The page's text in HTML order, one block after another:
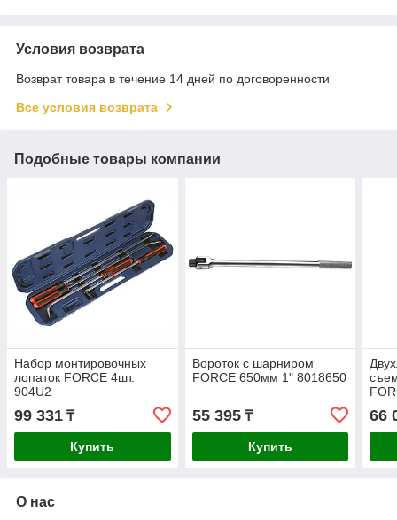
Условия возврата
Возврат товара в течение 14 дней по договоренности
Все условия возврата
Подобные товары компании
Набор монтировочных
лопаток FORCE 4шт.
904U2
99 331 ₸
Купить
Вороток с шарниром
FORCE 650мм 1" 8018650
55 395₸
Купить
66
О нас